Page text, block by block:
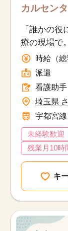
カルセン
「誰かの
療の現場で
タッフ♪20
時給（
派遣
看護助手
埼玉県
宇都宮
未経験歓迎
残業月10時
キ
該当件数